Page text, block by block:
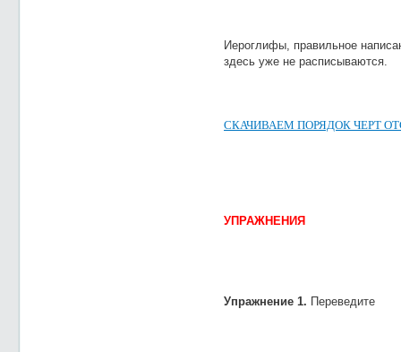
Иероглифы, правильное
здесь уже не расписываются.
СКАЧИВАЕМ ПОРЯДОК ЧЕРТ
УПРАЖНЕНИЯ
Упражнение 1. Переведите